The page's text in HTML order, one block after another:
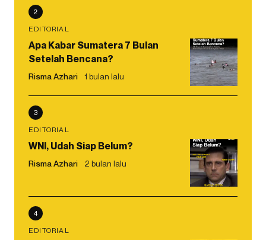
2
EDITORIAL
Apa Kabar Sumatera 7 Bulan
Setelah Bencana?
Risma Azhari 1 bulan lalu
3
EDITORIAL
WNI, Udah Siap Belum?
Risma Azhari 2 bulan lalu
4
EDITORIAL